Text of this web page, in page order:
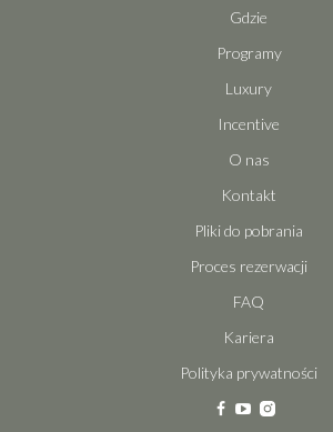
Gdzie
Programy
Luxury
Incentive
O nas
Kontakt
Pliki do pobrania
Proces rezerwacji
FAQ
Kariera
Polityka prywatności